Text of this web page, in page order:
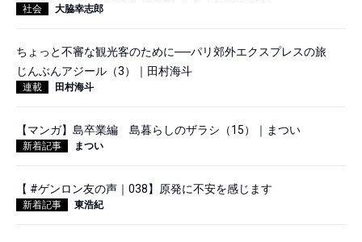
社会 大脇幸志郎
ちょっと不審な観光客のために──パリ郊外エクスプレスの旅
じんぶんアジール（3）｜田村海斗
連載 田村海斗
【マンガ】島卒業編 島暮らしのザラシ（15）｜まつい
新着記事 まつい
【 #ゲンロン友の声｜038】原発に不安を感じます
新着記事 東浩紀